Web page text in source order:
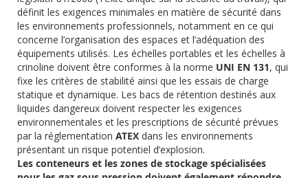
définit les exigences minimales en matière de sécurité dans
les environnements professionnels, notamment en ce qui
concerne l’organisation des espaces et l’adéquation des
équipements utilisés. Les échelles portables et les échelles à
crinoline doivent être conformes à la norme UNI EN 131, qui
fixe les critères de stabilité ainsi que les essais de charge
statique et dynamique. Les bacs de rétention destinés aux
liquides dangereux doivent respecter les exigences
environnementales et les prescriptions de sécurité prévues
par la réglementation ATEX dans les environnements
présentant un risque potentiel d’explosion.
Les conteneurs et les zones de stockage spécialisées